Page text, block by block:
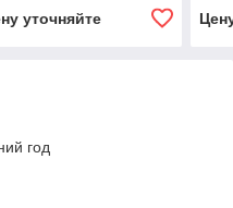
уточняйте
мм,
год